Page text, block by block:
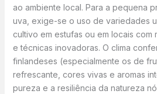
ao ambiente local. Para a pequena
uva, exige-se o uso de variedades
cultivo em estufas ou em locais com
e técnicas inovadoras. O clima
finlandeses (especialmente os de
refrescante, cores vivas e aromas
pureza e a resiliência da natureza